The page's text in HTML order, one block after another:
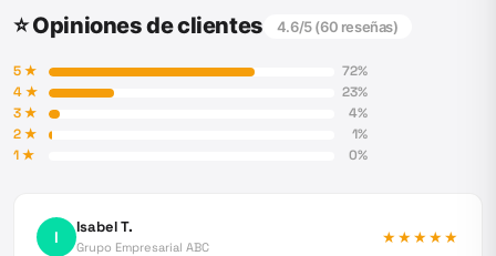
⭐ Opiniones de clientes 4.6/5 (60 reseñas)
5★ 72%
4★ 23%
3★ 4%
2★ 1%
1★ 0%
I Isabel T.
Grupo Empresarial ABC
★★★★★